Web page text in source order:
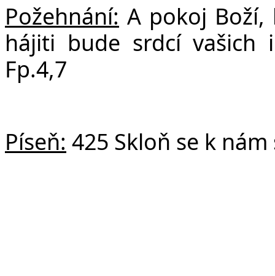
Požehnání: A pokoj Boží,
hájiti bude srdcí vašich
Fp.4,7
Píseň: 425 Skloň se k